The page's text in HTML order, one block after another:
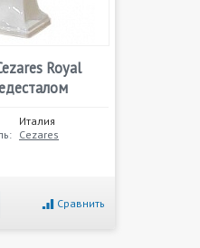
Royal
Италия
Cezares
Сравнить